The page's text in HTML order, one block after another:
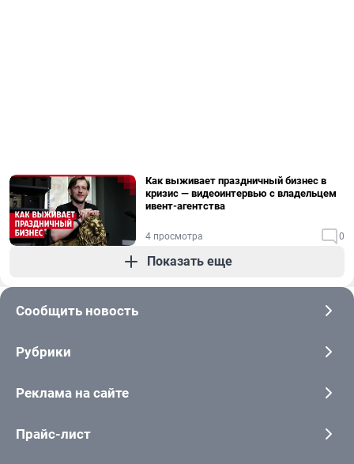
Как выживает праздничный бизнес в
кризис — видеоинтервью с владельцем
ивент-агентства
4 просмотра 0
Показать еще
Сообщить новость
Рубрики
Реклама на сайте
Прайс-лист